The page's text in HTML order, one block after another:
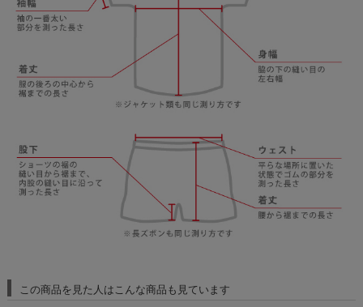
この商品を見た人はこんな商品も見ています